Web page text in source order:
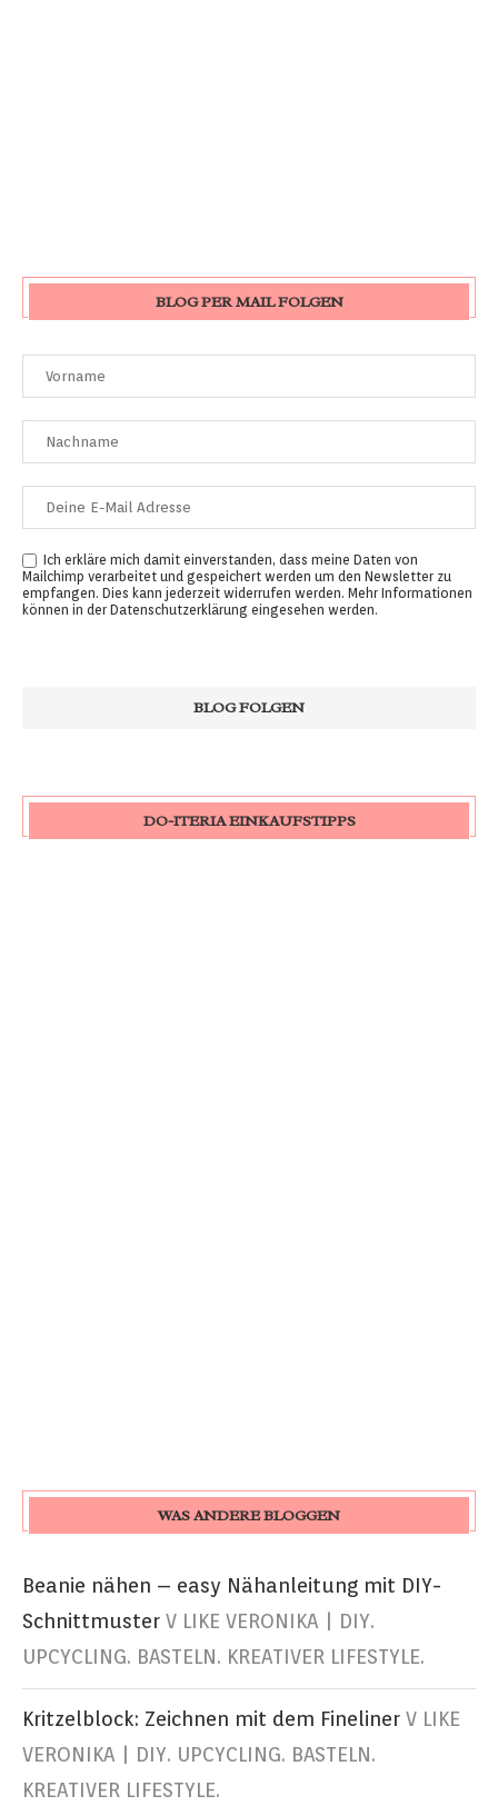
BLOG PER MAIL FOLGEN
Ich erkläre mich damit einverstanden, dass meine Daten von
Mailchimp verarbeitet und gespeichert werden um den Newsletter zu
empfangen. Dies kann jederzeit widerrufen werden. Mehr Informationen
können in der Datenschutzerklärung eingesehen werden.
DO-ITERIA EINKAUFSTIPPS
WAS ANDERE BLOGGEN
Beanie nähen – easy Nähanleitung mit DIY-
Schnittmuster V LIKE VERONIKA | DIY.
UPCYCLING. BASTELN. KREATIVER LIFESTYLE.
Kritzelblock: Zeichnen mit dem Fineliner V LIKE
VERONIKA | DIY. UPCYCLING. BASTELN.
KREATIVER LIFESTYLE.